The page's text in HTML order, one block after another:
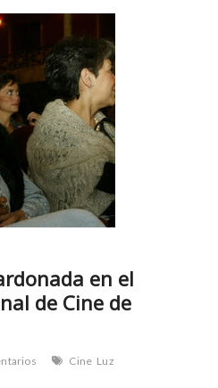
en el
de Cine de
Cine Luz